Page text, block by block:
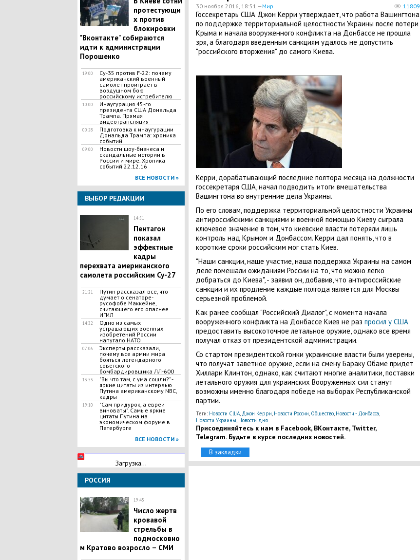
протестующи
х против
блокировки
"Вконтакте" собираются
идти к администрации
Порошенко
19:00
Су-35 против F-22: почему
американский военный
самолет проиграет в
воздушном бою
российскому истребителю
10:00
Инаугурация 45-го
президента США Дональда
Трампа. Прямая
видеотрансляция
00:28
Подготовка к инаугурации
Дональда Трампа: хроника
событий
09:00
Новости шоу-бизнеса и
скандальные истории в
России и мире. Хроника
событий 22.12.16
ВСЕ НОВОСТИ »
ВЫБОР РЕДАКЦИИ
14:51
Пентагон
показал
эффектные
кадры
перехвата американского
самолета российским Су-27
21:21
Путин рассказал все, что
думает о сенаторе-
русофобе Маккейне,
считающего его опаснее
ИГИЛ
14:32
Одно из самых
устрашающих военных
изобретений России
напугало НАТО
07:06
Эксперты рассказали,
почему все армии мира
бояться легендарного
советского
бомбардировщика ЛЛ-600
13:53
"Вы что там, с ума сошли?" -
яркие цитаты из интервью
Путина американскому NBC,
кадры
19:10
"Сам придурок, а евреи
виноваты". Самые яркие
цитаты Путина на
экономическом форуме в
Петербурге
ВСЕ НОВОСТИ »
Загрузка...
РОССИЯ
19:45
Число жертв
кровавой
стрельбы в
подмосковно
м Кратово возросло – СМИ
30 ноября 2016, 18:51 —Мир 11809
Госсекретарь США Джон Керри утверждает, что работа Вашингтона
по поддержке территориальной целостности Украины после потери
Крыма и начала вооруженного конфликта на Донбассе не прошла
зря, а благодаря введенным санкциям удалось не допустить
"российского вторжения" до самого Киева.
Керри, дорабатывающий последние полтора месяца на должности
госсекретаря США, начал подводить итоги вмешательства
Вашингтона во внутренние дела Украины.
По его словам, поддержка территориальной целостности Украины
антироссийскими санкциями и военной помощью Киеву сыграла
ключевое значение в том, что киевские власти потеряли лишь
контроль над Крымом и Донбассом. Керри дал понять, что в
короткие сроки российским мог стать Киев.
"Наши санкции, наше участие, наша поддержка Украины на самом
деле помешали ожиданиям России на то, что можно легко
добраться до Киева", - заявил он, добавив, что антироссийские
санкции и их продление каждые полгода является для Москвы
серьезной проблемой.
Как ранее сообщал "Российский Диалог", с момента начала
вооруженного конфликта на Донбассе Киев не раз просил у США
предоставить высокоточное летальное оружие, однако все время
получал отказ от президентской администрации.
Со стартом президентской гонки украинские власти были уверены,
что получат заветное оружие, если на смену Бараку Обаме придет
Хиллари Клинтон, однако, как считают многие аналитики, поставки
летального оружия для украинских Вооруженных сил станут
возможны именно благодаря победе на выборах Республиканской
партии.
Теги: Новости США, Джон Керри, Новости России, Общество, Новости - Донбасса,
Новости Украины, Новости дня
Присоединяйтесь к нам в Facebook, ВКонтакте, Twitter,
Telegram. Будьте в курсе последних новостей.
В закладки